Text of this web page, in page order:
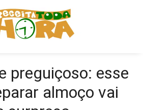
preguiçoso: esse
almoço vai